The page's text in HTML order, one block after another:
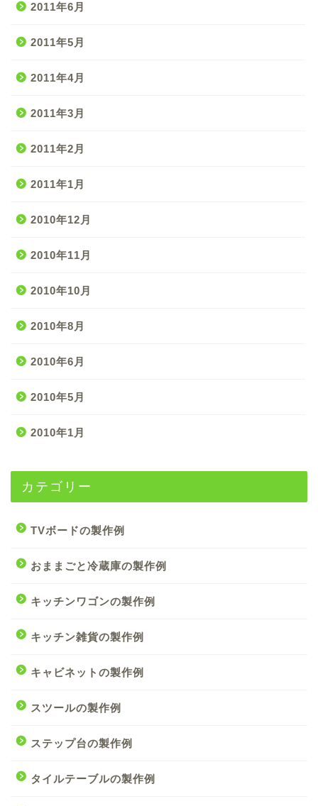
2011年6月
2011年5月
2011年4月
2011年3月
2011年2月
2011年1月
2010年12月
2010年11月
2010年10月
2010年8月
2010年6月
2010年5月
2010年1月
カテゴリー
TVボードの製作例
おままごと冷蔵庫の製作例
キッチンワゴンの製作例
キッチン雑貨の製作例
キャビネットの製作例
スツールの製作例
ステップ台の製作例
タイルテーブルの製作例